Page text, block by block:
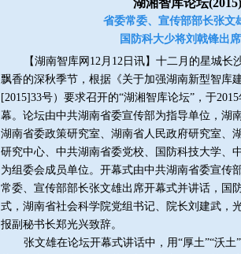
省委常委、宣传部部长张文
国防科大少将刘戟锋出
【湖南智库网12月12日讯】十二月的星城
飘香的深秋季节，根据《关于加强湖南新型智库
[2015]33号）要求召开的“湖湘智库论坛”，于
幕。论坛由中共湖南省委宣传部为指导单位，湖
湖南省委政策研究室、湖南省人民政府研究室、
研究中心、中共湖南省委党校、国防科技大学、
为组委会成员单位。开幕式由中共湖南省委宣传
常委、宣传部部长张文雄出席开幕式并讲话，国
式，湖南省社会科学院党组书记、院长刘建武，
报副秘书长郑光兴致辞。
张文雄在论坛开幕式讲话中，用“厚土”“沃土